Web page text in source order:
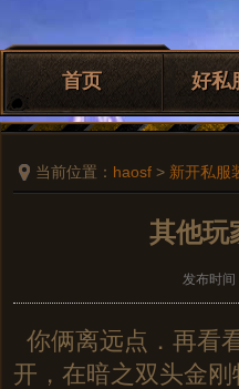
首页 好私
当前位置： haosf > 新开私服
其他玩
发布时间
你俩离远点．再看
开，在暗之双头金